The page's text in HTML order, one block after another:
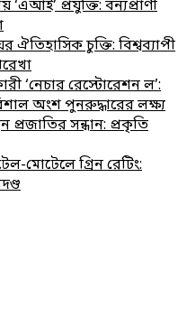
‘এআই’ প্রযুক্তি: বন্যপ্রাণী
ঐতিহাসিক চুক্তি: বিশ্বব্যাপী
‘নেচার রেস্টোরেশন ল’:
অংশ পুনরুদ্ধারের লক্ষ্য
সন্ধান: প্রকৃতি
মোটেলে গ্রিন রেটিং: